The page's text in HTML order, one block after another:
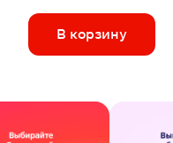
В корзину